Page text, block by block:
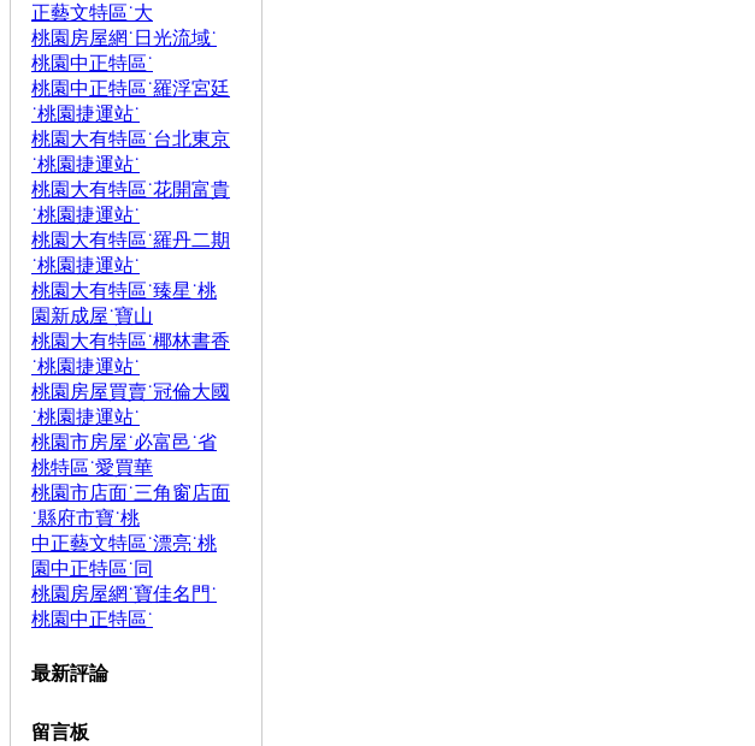
正藝文特區˙大
桃園房屋網˙日光流域˙
桃園中正特區˙
桃園中正特區˙羅浮宮廷
˙桃園捷運站˙
桃園大有特區˙台北東京
˙桃園捷運站˙
桃園大有特區˙花開富貴
˙桃園捷運站˙
桃園大有特區˙羅丹二期
˙桃園捷運站˙
桃園大有特區˙臻星˙桃
園新成屋˙寶山
桃園大有特區˙椰林書香
˙桃園捷運站˙
桃園房屋買賣˙冠倫大國
˙桃園捷運站˙
桃園市房屋˙必富邑˙省
桃特區˙愛買華
桃園市店面˙三角窗店面
˙縣府市寶˙桃
中正藝文特區˙漂亮˙桃
園中正特區˙同
桃園房屋網˙寶佳名門˙
桃園中正特區˙
最新評論
留言板